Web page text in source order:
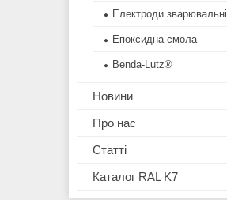
Електроди зварювальні
Епоксидна смола
Benda-Lutz®
Новини
Про нас
Статті
Каталог RAL K7